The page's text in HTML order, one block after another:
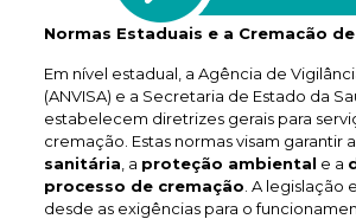
Normas Estaduais e a Cremacão
Em nível estadual, a Agência de
(ANVISA) e a Secretaria de Estado da
estabelecem diretrizes gerais para
cremação. Estas normas visam garantir a
sanitária , a proteção ambiental e a
processo de cremação . A legislação
desde as exigências para o